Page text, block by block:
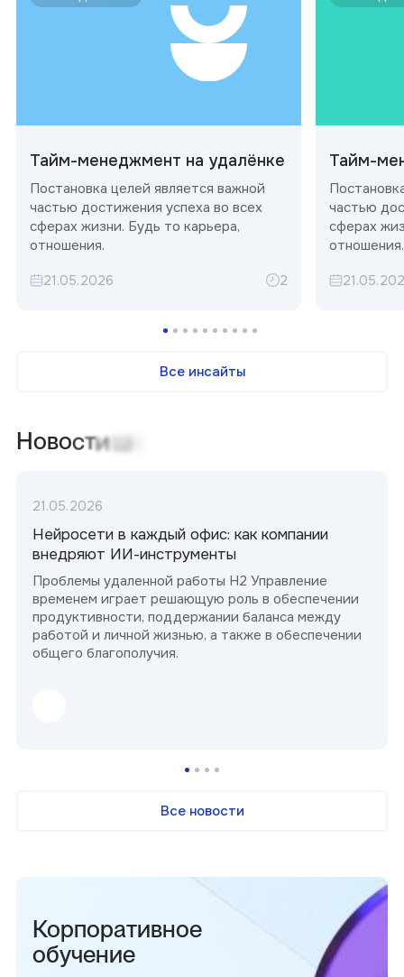
Тайм-менеджмент на удалёнке
Постановка целей является важной
частью достижения успеха во всех
сферах жизни. Будь то карьера,
отношения.
21.05.2026 2
Тайм-
частью
сферах
отношения.
Все инсайты
Новостишк
21.05.2026
Нейросети в каждый офис: как компании
внедряют ИИ-инструменты
Проблемы удаленной работы H2 Управление
временем играет решающую роль в обеспечении
продуктивности, поддержании баланса между
работой и личной жизнью, а также в обеспечении
общего благополучия.
Все новости
Корпоративное
обучение